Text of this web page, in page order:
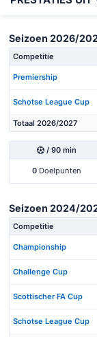
Seizoen 2026/
Competitie
Premiership
Schotse League Cup
Totaal 2026/2027
/ 90 min
0 Doelpunten
Seizoen 2024/
Competitie
Championship
Challenge Cup
Scottischer FA Cup
Schotse League Cup